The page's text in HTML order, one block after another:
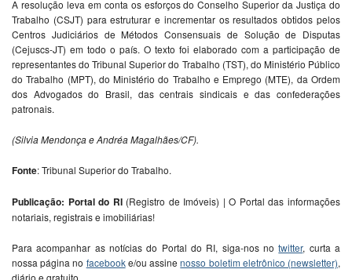
A resolução leva em conta os esforços do Conselho Superior da Justiça do
Trabalho (CSJT) para estruturar e incrementar os resultados obtidos pelos
Centros Judiciários de Métodos Consensuais de Solução de Disputas
(Cejuscs-JT) em todo o país. O texto foi elaborado com a participação de
representantes do Tribunal Superior do Trabalho (TST), do Ministério Público
do Trabalho (MPT), do Ministério do Trabalho e Emprego (MTE), da Ordem
dos Advogados do Brasil, das centrais sindicais e das confederações
patronais.
(Silvia Mendonça e Andréa Magalhães/CF).
Fonte: Tribunal Superior do Trabalho.
Publicação: Portal do RI(Registro de Imóveis) | O Portal das informações
notariais, registrais e imobiliárias!
Para acompanhar as notícias do Portal do RI, siga-nos notwitter, curta a
nossa página no facebooke/ou assinenosso boletim eletrônico (newsletter),